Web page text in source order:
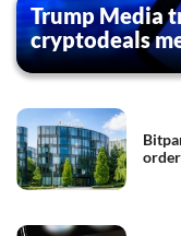
Trump Media
cryptodeals